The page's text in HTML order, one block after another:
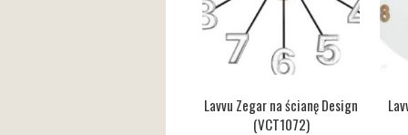
Lavvu Zegar na ścianę Design
(VCT1072)